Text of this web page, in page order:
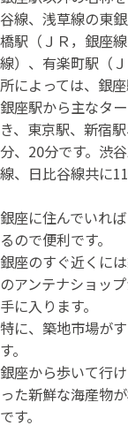
谷線、浅草線の東
橋駅（ＪＲ，銀座
線）、有楽町駅（
所によっては、銀
銀座駅から主なタ
き、東京駅、新宿
分、20分です。渋
線、日比谷線共に11
銀座に住んでいれ
るので便利です。
銀座のすぐ近くに
のアンテナショッ
手に入ります。
特に、築地市場が
す。
銀座から歩いて行
った新鮮な海産物
です。